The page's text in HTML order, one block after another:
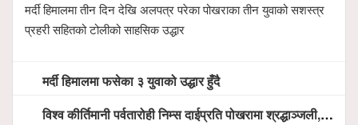
मर्दी हिमालमा तीन दिन देखि अलपत्र परेका पोखराका तीन युवाको सशस्त्र
प्रहरी सहितको टोलीको साहसिक उद्धार
मर्दी हिमालमा फसेका ३ युवाको उद्धार हुँदै
विश्व कीर्तिमानी पर्वतारोही निम्स दाईप्रति पोखरामा श्रद्धाञ्जली, दीप प्रज्वलन गर्दै योगदानको प्रशंसा (भिडियो सहित)